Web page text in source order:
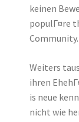
keinen
populГ¤re
Community.
Weiters
ihren
is neue
nicht wie